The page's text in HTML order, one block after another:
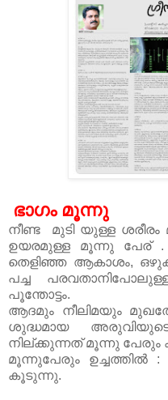
ഭാഗം മൂന്നു
നീണ്ട മുടി യുള്ള
ഉയരമുള്ള മൂന്നു പേര്
തെളിഞ്ഞ ആകാശം,
പച്ച
പൂന്തോട്ടം.
ആദമും നീലിമയും
ശുദ്ധമായ
നില്ക്കുന്നത് മൂന്നു
മൂന്നുപേരും ഉച്ചത്തിൽ :
കൂടുന്നു.